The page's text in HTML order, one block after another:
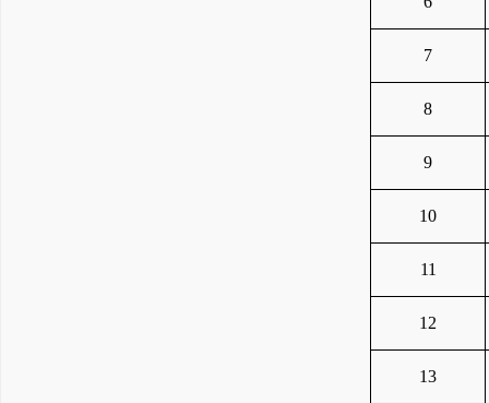
7
8
9
10
11
12
13